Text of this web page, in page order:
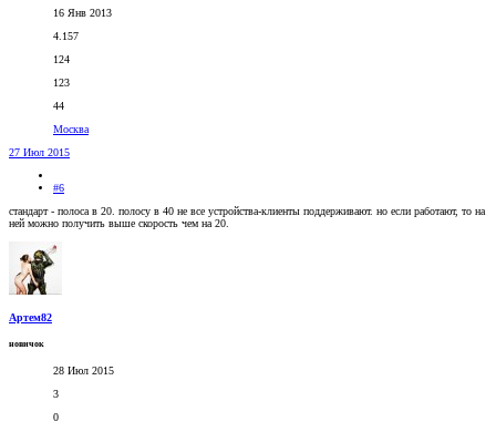
16 Янв 2013
4.157
124
123
44
Москва
27 Июл 2015
#6
стандарт - полоса в 20. полосу в 40 не все устройства-клиенты поддерживают. но если работают, то на
ней можно получить выше скорость чем на 20.
Артем82
новичок
28 Июл 2015
3
0